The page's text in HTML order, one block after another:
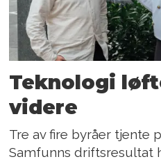
Teknologi
videre
Tre av fire byråer tjente
Samfunns driftsresultat